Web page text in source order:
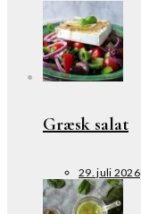
Græsk salat
29. juli 2026